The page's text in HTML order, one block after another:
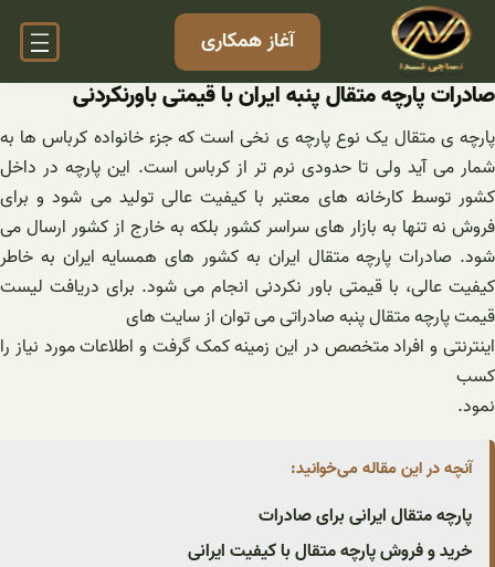
رفتن
محتوا
آغاز همکاری
صادرات پارچه متقال پنبه ایران با قیمتی باورنکردنی
پارچه ی متقال یک نوع پارچه ی نخی است که جزء خانواده کرباس ها به
شمار می آید ولی تا حدودی نرم تر از کرباس است. این پارچه در داخل
کشور توسط کارخانه های معتبر با کیفیت عالی تولید می شود و برای
فروش نه تنها به بازار های سراسر کشور بلکه به خارج از کشور ارسال می
شود. صادرات پارچه متقال ایران به کشور های همسایه ایران به خاطر
کیفیت عالی، با قیمتی باور نکردنی انجام می شود. برای دریافت لیست
قیمت پارچه متقال پنبه صادراتی می توان از سایت های
اینترنتی و افراد متخصص در این زمینه کمک گرفت و اطلاعات مورد نیاز را
کسب
نمود.
آنچه در این مقاله می‌خوانید:
پارچه متقال ایرانی برای صادرات
خرید و فروش پارچه متقال با کیفیت ایرانی